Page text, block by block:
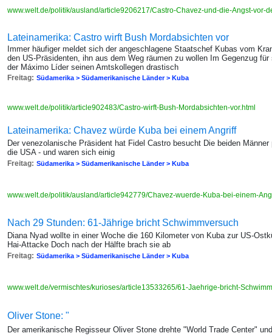
www.welt.de/politik/ausland/article9206217/Castro-Chavez-und-die-Angst-vor-
Lateinamerika: Castro wirft Bush Mordabsichten vor
Immer häufiger meldet sich der angeschlagene Staatschef Kubas vom
den US-Präsidenten, ihn aus dem Weg räumen zu wollen Im Gegenzug
der Máximo Líder seinen Amtskollegen drastisch
Freitag: Südamerika > Südamerikanische Länder > Kuba
www.welt.de/politik/article902483/Castro-wirft-Bush-Mordabsichten-vor.html
Lateinamerika: Chavez würde Kuba bei einem Angriff
Der venezolanische Präsident hat Fidel Castro besucht Die beiden
die USA - und waren sich einig
Freitag: Südamerika > Südamerikanische Länder > Kuba
www.welt.de/politik/ausland/article942779/Chavez-wuerde-Kuba-bei-einem-
Nach 29 Stunden: 61-Jährige bricht Schwimmversuch
Diana Nyad wollte in einer Woche die 160 Kilometer von Kuba zur US-
Hai-Attacke Doch nach der Hälfte brach sie ab
Freitag: Südamerika > Südamerikanische Länder > Kuba
www.welt.de/vermischtes/kurioses/article13533265/61-Jaehrige-bricht-
Oliver Stone: "
Der amerikanische Regisseur Oliver Stone drehte "World Trade Center"